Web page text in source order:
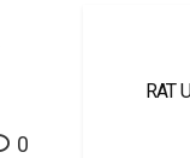
0
RAT